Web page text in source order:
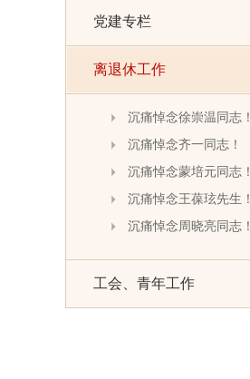
党建专栏
离退休工作
沉痛悼念徐崇温同志！
沉痛悼念齐一同志！
沉痛悼念蒙培元同志！
沉痛悼念王葆玹先生！
沉痛悼念周晓亮同志！
工会、青年工作